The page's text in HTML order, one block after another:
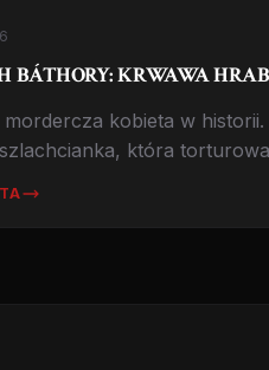
BÁTHORY: KRWAWA
mordercza kobieta w historii.
która